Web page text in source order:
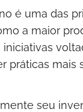
é uma das
a maior
práticas mais
seu